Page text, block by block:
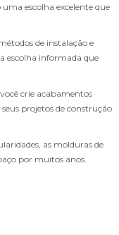
escolha excelente que
de instalação e
escolha informada que
crie acabamentos
projetos de construção
as molduras de
por muitos anos.